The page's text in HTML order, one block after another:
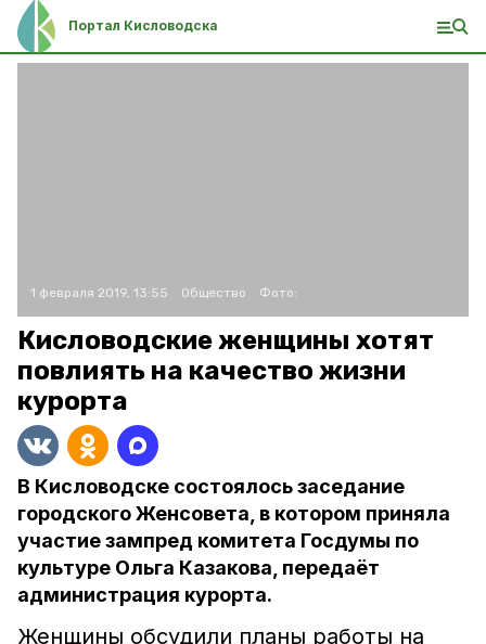
Портал Кисловодска
1 февраля 2019, 13:55 Общество Фото:
Кисловодские женщины хотят
повлиять на качество жизни
курорта
В Кисловодске состоялось заседание
городского Женсовета, в котором приняла
участие зампред комитета Госдумы по
культуре Ольга Казакова, передаёт
администрация курорта.
Женщины обсудили планы работы на